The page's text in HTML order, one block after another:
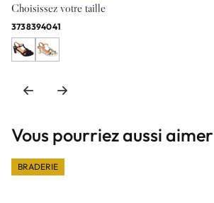
Choisissez votre taille
3738394041
Vous pourriez aussi aimer
BRADERIE